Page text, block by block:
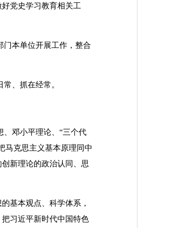
党史学习教育相关工
本单位开展工作，整合
、抓在经常。
邓小平理论、“三个代
马克思主义基本原理同中
新理论的政治认同、思
基本观点、科学体系，
习近平新时代中国特色